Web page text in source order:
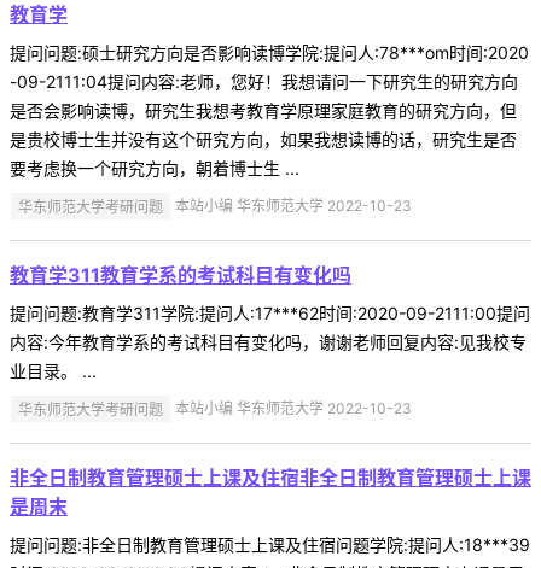
教育学
提问问题:硕士研究方向是否影响读博学院:提问人:78***om时间:2020
-09-2111:04提问内容:老师，您好！我想请问一下研究生的研究方向
是否会影响读博，研究生我想考教育学原理家庭教育的研究方向，但
是贵校博士生并没有这个研究方向，如果我想读博的话，研究生是否
要考虑换一个研究方向，朝着博士生 ...
华东师范大学考研问题 本站小编 华东师范大学 2022-10-23
教育学311教育学系的考试科目有变化吗
提问问题:教育学311学院:提问人:17***62时间:2020-09-2111:00提问
内容:今年教育学系的考试科目有变化吗，谢谢老师回复内容:见我校专
业目录。 ...
华东师范大学考研问题 本站小编 华东师范大学 2022-10-23
非全日制教育管理硕士上课及住宿非全日制教育管理硕士上课
是周末
提问问题:非全日制教育管理硕士上课及住宿问题学院:提问人:18***39